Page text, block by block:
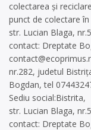
colectarea și
punct de colectare
str. Lucian Blaga,
contact: Dreptate
nr.282, judetul
Bogdan, tel
Sediu social:Bistrita,
str. Lucian Blaga,
contact: Dreptate